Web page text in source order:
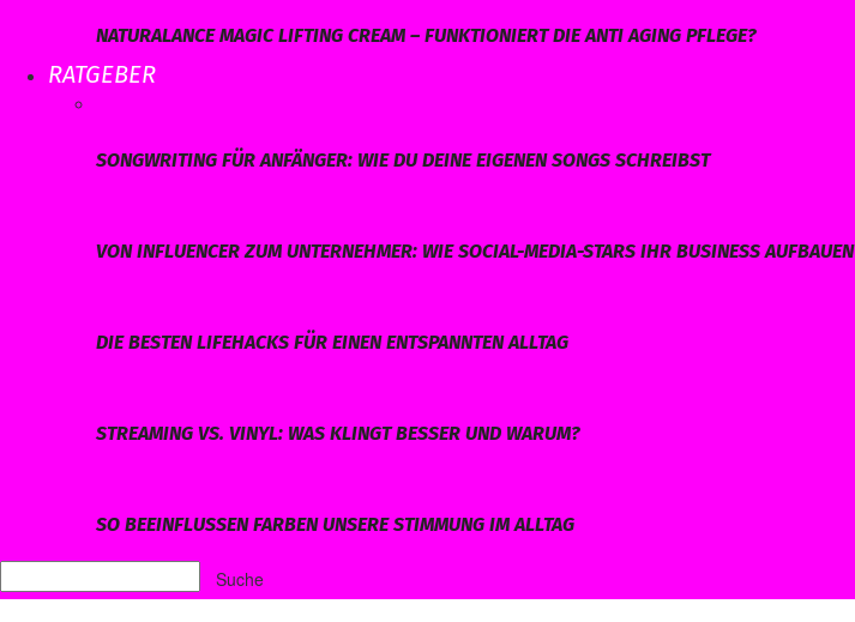
NATURALANCE MAGIC LIFTING CREAM – FUNKTIONIERT DIE ANTI AGING PFLEGE?
RATGEBER
SONGWRITING FÜR ANFÄNGER: WIE DU DEINE EIGENEN SONGS SCHREIBST
VON INFLUENCER ZUM UNTERNEHMER: WIE SOCIAL-MEDIA-STARS IHR BUSINESS AUFBAUEN
DIE BESTEN LIFEHACKS FÜR EINEN ENTSPANNTEN ALLTAG
STREAMING VS. VINYL: WAS KLINGT BESSER UND WARUM?
SO BEEINFLUSSEN FARBEN UNSERE STIMMUNG IM ALLTAG